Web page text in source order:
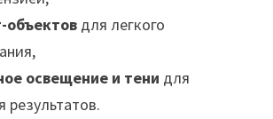
объектов для легкого
освещение и тени для